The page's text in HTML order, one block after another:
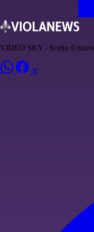
VIDEO SKY - Scelto il